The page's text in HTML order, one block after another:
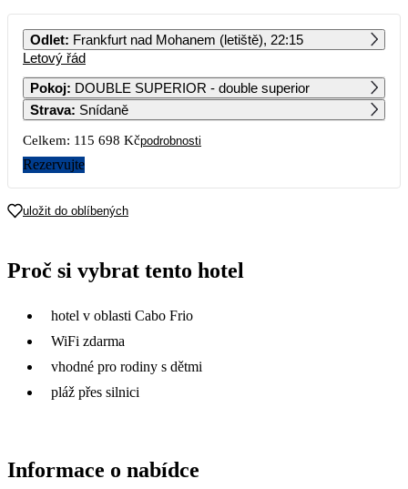
PO ÚT ST ČT PÁ SO NE
3 4
10
17
54 799
18
57 379
56 999 49 049 60 339 60 719
57 859
Odlet: Frankfurt nad Mohanem (letiště), 22:15
Letový řád
Pokoj: DOUBLE SUPERIOR - double superior
Strava: Snídaně
Celkem: 115 698 Kčpodrobnosti
Rezervujte
uložit do oblíbených
Proč si vybrat tento hotel
hotel v oblasti Cabo Frio
WiFi zdarma
vhodné pro rodiny s dětmi
pláž přes silnici
Informace o nabídce